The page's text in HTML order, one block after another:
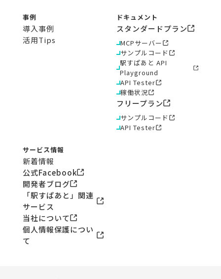
事例
導入事例
活用Tips
ドキュメント
スタンダードプラン
MCPサーバー
サンプルコード
駅すぱあと API
Playground
API Tester
稼働状況
フリープラン
サンプルコード
API Tester
サービス情報
新着情報
公式Facebook
開発者ブログ
「駅すぱあと」関連
サービス
当社について
個人情報保護につい
て